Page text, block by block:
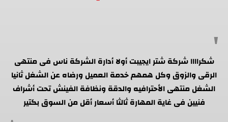
شكراااا شركة شتر ايجيبت أولا أدارة الشركة ناس فى منتهى
الرقى والزوق وكل همهم خدمة العميل ورضاه عن الشغل ثانيا
الشغل منتهى الأحترافيه والدقة ونظافة الفينش تحت أشراف
فنيين فى غاية المهارة ثالثا أسعار أقل من السوق بكتير